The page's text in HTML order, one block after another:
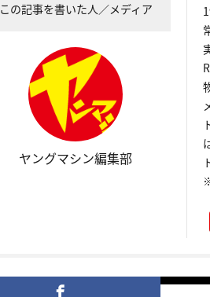
この記事を書いた人／メディア
ヤングマシン編集部